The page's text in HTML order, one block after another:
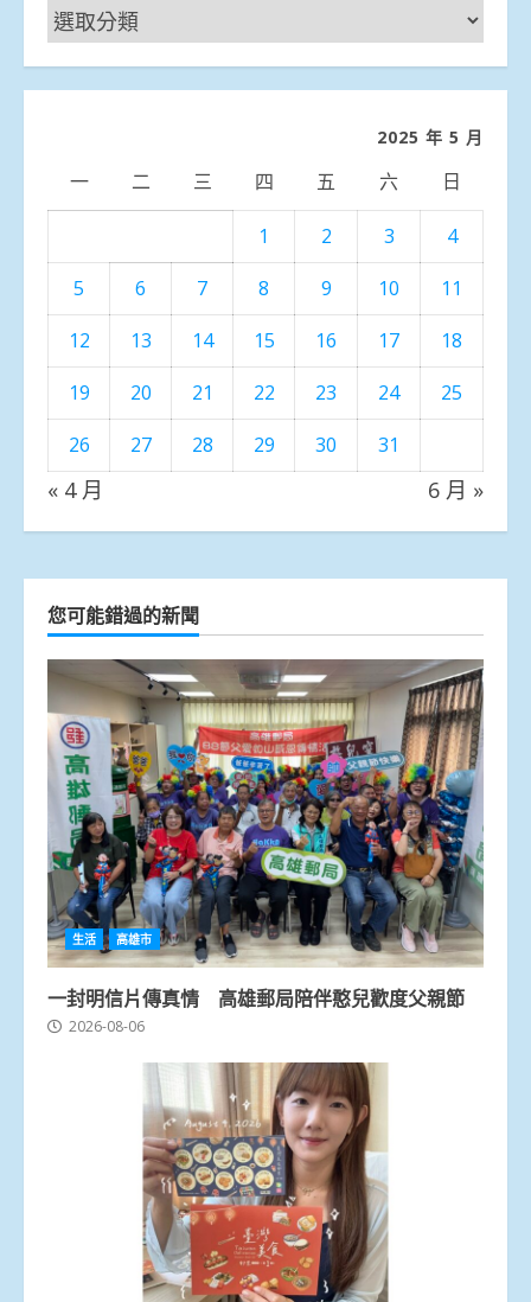
新
聞
分
2025 年 5 月
一 二 三 四 五 六 日
1 2 3
4
5
6 7 8 9 10
11
12
13 14 15 16 17
18
19
20 21 22 23 24
25
26
27 28 29 30 31
« 4 月 6 月 »
您可能錯過的新聞
生活 高雄市
一封明信片傳真情 高雄郵局陪伴憨兒歡度父親節
2026-08-06